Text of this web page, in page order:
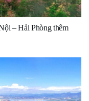
– Hải Phòng thêm